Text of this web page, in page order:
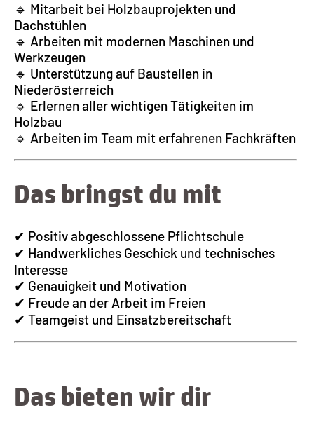
🔹 Mitarbeit bei Holzbauprojekten und
Dachstühlen
🔹 Arbeiten mit modernen Maschinen und
Werkzeugen
🔹 Unterstützung auf Baustellen in
Niederösterreich
🔹 Erlernen aller wichtigen Tätigkeiten im
Holzbau
🔹 Arbeiten im Team mit erfahrenen Fachkräften
Das bringst du mit
✔ Positiv abgeschlossene Pflichtschule
✔ Handwerkliches Geschick und technisches
Interesse
✔ Genauigkeit und Motivation
✔ Freude an der Arbeit im Freien
✔ Teamgeist und Einsatzbereitschaft
Das bieten wir dir